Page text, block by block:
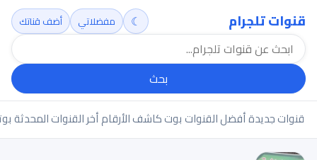
قنوات تلجرام
بحث
☾ مفضلاتي أضف قناتك
قنوات جديدةأفضل القنواتبوت كاشف الأرقامأخر القنوات المحدثة